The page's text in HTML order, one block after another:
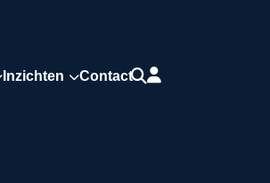
Inzichten Contact